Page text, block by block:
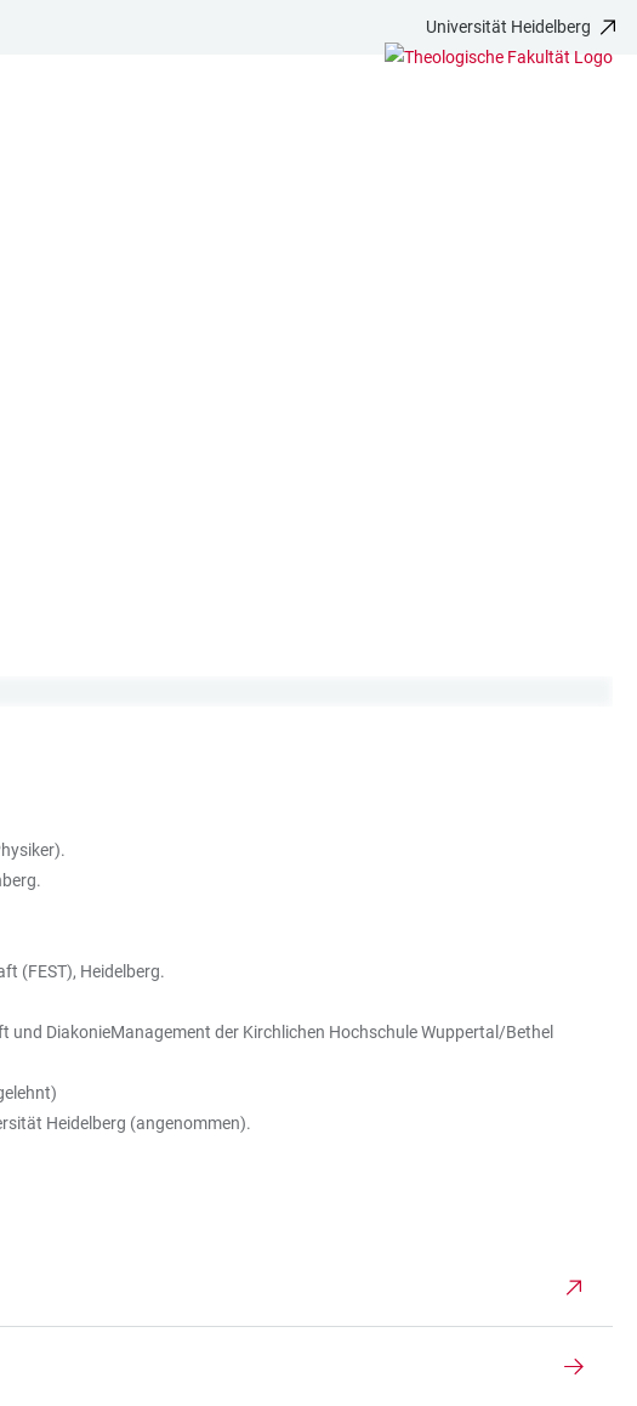
Universität Heidelberg
(FEST), Heidelberg.
DiakonieManagement der Kirchlichen Hochschule Wuppertal/Bethel
Heidelberg (angenommen).